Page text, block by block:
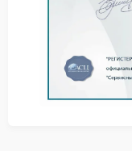
Сервис Midea
техникой: от
стабильности
оценка
проверка